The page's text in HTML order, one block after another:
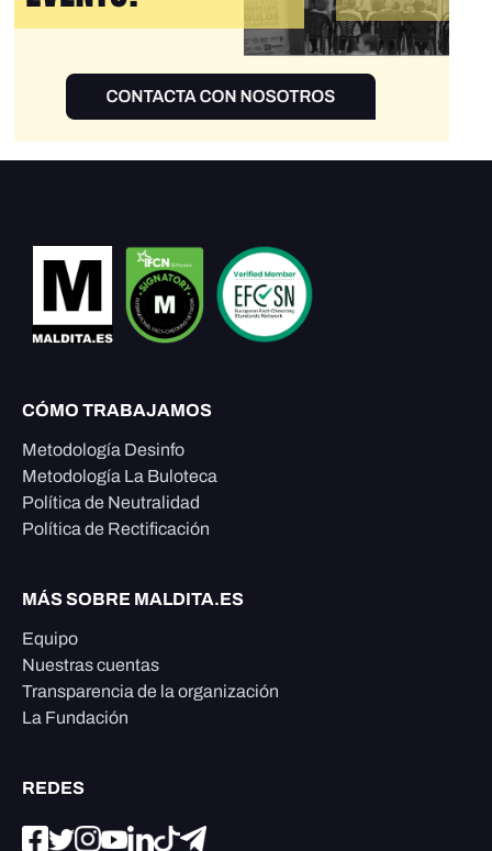
CÓMO TRABAJAMOS
Metodología Desinfo
Metodología La Buloteca
Política de Neutralidad
Política de Rectificación
MÁS SOBRE MALDITA.ES
Equipo
Nuestras cuentas
Transparencia de la organización
La Fundación
REDES